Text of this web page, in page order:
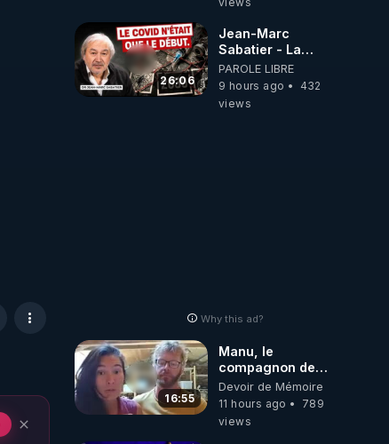
26:06
Jean-Marc
Sabatier - La
Covid-19 n'a été
que le début -
L'ARNm &
PAROLE LIBRE
9 hours ago
432
views
Why this ad?
16:55
Manu, le
compagnon de
Kyria, raconte sa
garde à vue
musclée.
Devoir de Mémoire
11 hours ago
789
views